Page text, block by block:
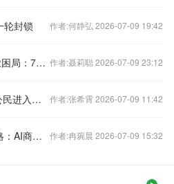
轮封锁 作者:何静弘 2026-07-09 19:42
一家百强车商调薪折射出行业困局：7月中高层薪资停发，基层统一七折 作者:聂莉聪 2026-07-09 23:12
特朗普全面暂停12个国家的公民进入美国 作者:张希霄 2026-07-09 11:42
电子行业2026年中期投资策略：AI商业化加速驱动算力景气上行 电子元件产业链迎黄金机遇期 作者:冉琬晨 2026-07-09 15:32